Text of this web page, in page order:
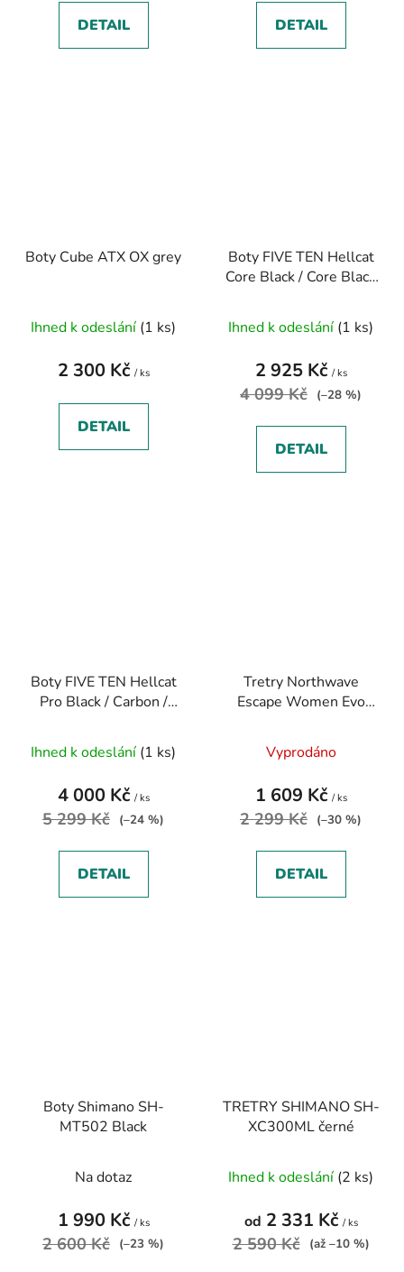
DETAIL DETAIL
Boty Cube ATX OX grey
Ihned k odeslání (1 ks)
2 300 Kč / ks
DETAIL
Boty FIVE TEN Hellcat
Core Black / Core Black
Ihned k odeslání (1 ks)
2 925 Kč / ks
4 099 Kč (–28 %)
DETAIL
Boty FIVE TEN Hellcat
Pro Black / Carbon /
Ihned k odeslání (1 ks)
4 000 Kč / ks
5 299 Kč (–24 %)
DETAIL
Tretry Northwave
Escape Women Evo
Vyprodáno
1 609 Kč / ks
2 299 Kč (–30 %)
DETAIL
Boty Shimano SH-
MT502 Black
Na dotaz
1 990 Kč / ks
2 600 Kč (–23 %)
TRETRY SHIMANO SH-
XC300ML černé
Ihned k odeslání (2 ks)
od 2 331 Kč / ks
2 590 Kč (až –10 %)